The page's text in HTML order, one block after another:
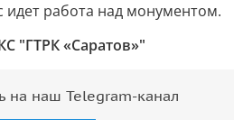
идет работа над монументом.
"ГТРК «Саратов»"
на наш Telegram-канал